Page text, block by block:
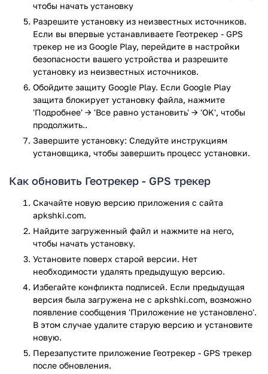
Приятные опции в виде подсчета скорости, времени
движения, определения средней скорости, высот и
впадин, углов и особенностей рельефа. Все обработанные
данные вы сможете получить в виде графиков, статистики,
а значит отмечать свои достижения.
Приложение Геотрекер - GPS трекер прошло проверку
антивирусом VirusTotal. В результате проверки по всем
последним сигнатурам заражения файлов не выявлено.
чтобы начать установку
Разрешите установку из неизвестных источников.
Если вы впервые устанавливаете Геотрекер - GPS
трекер не из Google Play, перейдите в настройки
безопасности вашего устройства и разрешите
установку из неизвестных источников.
Обойдите защиту Google Play. Если Google Play
защита блокирует установку файла, нажмите
'Подробнее' → 'Все равно установить' → 'OK', чтобы
продолжить..
Завершите установку: Следуйте инструкциям
установщика, чтобы завершить процесс установки.
Как обновить Геотрекер - GPS трекер
Скачайте новую версию приложения с сайта
apkshki.com.
Найдите загруженный файл и нажмите на него,
чтобы начать установку.
Установите поверх старой версии. Нет
необходимости удалять предыдущую версию.
Избегайте конфликта подписей. Если предыдущая
версия была загружена не с apkshki.com, возможно
появление сообщения 'Приложение не установлено'.
В этом случае удалите старую версию и установите
новую.
Перезапустите приложениe Геотрекер - GPS трекер
после обновления.